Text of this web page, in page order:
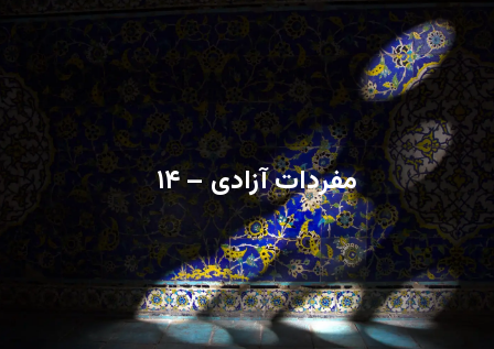
مفردات آزادی – ۱۴